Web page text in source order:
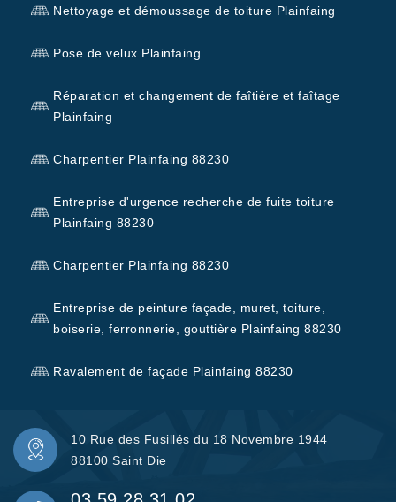
Nettoyage et démoussage de toiture Plainfaing
Pose de velux Plainfaing
Réparation et changement de faîtière et faîtage
Plainfaing
Charpentier Plainfaing 88230
Entreprise d'urgence recherche de fuite toiture
Plainfaing 88230
Charpentier Plainfaing 88230
Entreprise de peinture façade, muret, toiture,
boiserie, ferronnerie, gouttière Plainfaing 88230
Ravalement de façade Plainfaing 88230
10 Rue des Fusillés du 18 Novembre 1944
88100 Saint Die